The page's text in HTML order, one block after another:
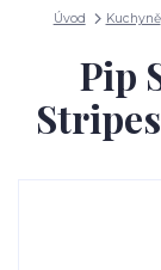
Úvod Kuchyně
Pip